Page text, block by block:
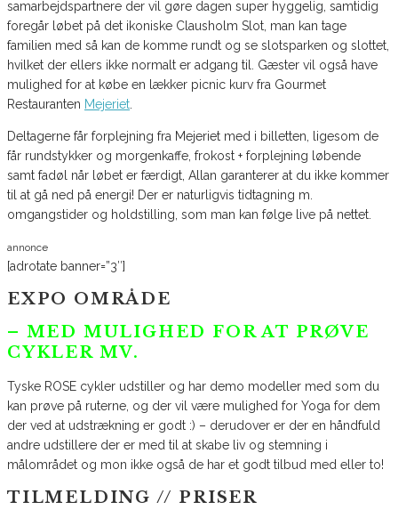
samarbejdspartnere der vil gøre dagen super hyggelig, samtidig
foregår løbet på det ikoniske Clausholm Slot, man kan tage
familien med så kan de komme rundt og se slotsparken og slottet,
hvilket der ellers ikke normalt er adgang til. Gæster vil også have
mulighed for at købe en lækker picnic kurv fra Gourmet
Restauranten Mejeriet
Deltagerne får forplejning fra Mejeriet med i billetten, ligesom de
får rundstykker og morgenkaffe, frokost + forplejning løbende
samt fadøl når løbet er færdigt, Allan garanterer at du ikke kommer
til at gå ned på energi! Der er naturligvis tidtagning m.
omgangstider og holdstilling, som man kan følge live på nettet.
annonce
[adrotate banner=”3″]
EXPO OMRÅDE
– MED MULIGHED FOR AT PRØVE
CYKLER MV.
Tyske ROSE cykler udstiller og har demo modeller med som du
kan prøve på ruterne, og der vil være mulighed for Yoga for dem
der ved at udstrækning er godt :) – derudover er der en håndfuld
andre udstillere der er med til at skabe liv og stemning i
målområdet og mon ikke også de har et godt tilbud med eller to!
TILMELDING // PRISER